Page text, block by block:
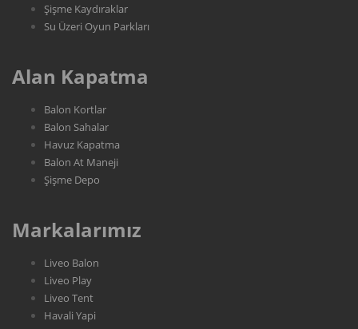
Şişme Kaydıraklar
Su Üzeri Oyun Parkları
Alan Kapatma
Balon Kortlar
Balon Sahalar
Havuz Kapatma
Balon At Maneji
Şişme Depo
Markalarımız
Liveo Balon
Liveo Play
Liveo Tent
Havali Yapi